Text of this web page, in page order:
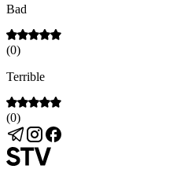
Bad
(0)
Terrible
(0)